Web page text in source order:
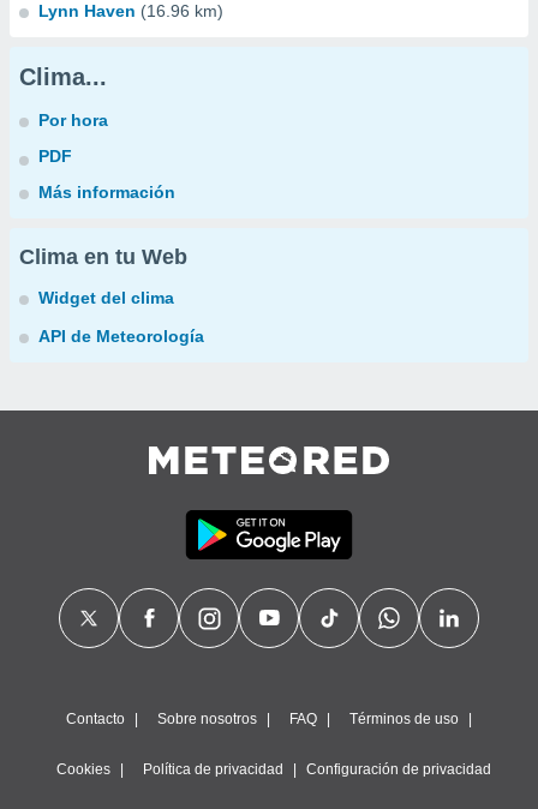
Lynn Haven (16.96 km)
Clima...
Por hora
PDF
Más información
Clima en tu Web
Widget del clima
API de Meteorología
Contacto Sobre nosotros FAQ Términos de uso
Cookies Política de privacidad Configuración de privacidad